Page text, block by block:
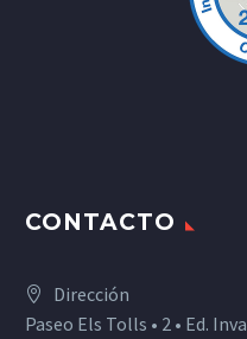
CONTACTO
Dirección
Paseo Els Tolls • 2 • Ed.